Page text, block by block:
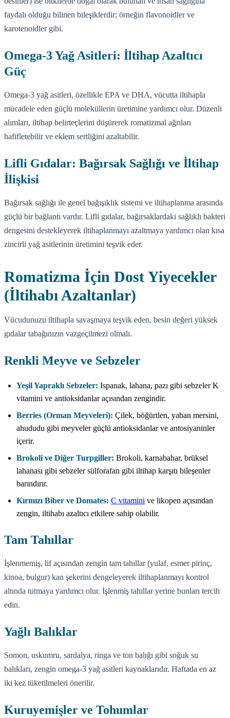
faydalı olduğu bilinen bileşiklerdir; örneğin flavonoidler ve
karotenoidler gibi.
Omega-3 Yağ Asitleri: İltihap Azaltıcı
Güç
Omega-3 yağ asitleri, özellikle EPA ve DHA, vücutta iltihapla
mücadele eden güçlü moleküllerin üretimine yardımcı olur. Düzenli
alımları, iltihap belirteçlerini düşürerek romatizmal ağrıları
hafifletebilir ve eklem sertliğini azaltabilir.
Lifli Gıdalar: Bağırsak Sağlığı ve İltihap
İlişkisi
Bağırsak sağlığı ile genel bağışıklık sistemi ve iltihaplanma arasında
güçlü bir bağlantı vardır. Lifli gıdalar, bağırsaklardaki sağlıklı bakteri
dengesini destekleyerek iltihaplanmayı azaltmaya yardımcı olan kısa
zincirli yağ asitlerinin üretimini teşvik eder.
Romatizma İçin Dost Yiyecekler
(İltihabı Azaltanlar)
Vücudunuzu iltihapla savaşmaya teşvik eden, besin değeri yüksek
gıdalar tabağınızın vazgeçilmezi olmalı.
Renkli Meyve ve Sebzeler
Yeşil Yapraklı Sebzeler: Ispanak, lahana, pazı gibi sebzeler K
vitamini ve antioksidanlar açısından zengindir.
Berries (Orman Meyveleri): Çilek, böğürtlen, yaban mersini,
ahududu gibi meyveler güçlü antioksidanlar ve antosiyaninler
içerir.
Brokoli ve Diğer Turpgiller: Brokoli, karnabahar, brüksel
lahanası gibi sebzeler sülforafan gibi iltihap karşıtı bileşenler
barındırır.
Kırmızı Biber ve Domates: C vitamini ve likopen açısından
zengin, iltihabı azaltıcı etkilere sahip olabilir.
Tam Tahıllar
İşlenmemiş, lif açısından zengin tam tahıllar (yulaf, esmer pirinç,
kinoa, bulgur) kan şekerini dengeleyerek iltihaplanmayı kontrol
altında tutmaya yardımcı olur. İşlenmiş tahıllar yerine bunları tercih
edin.
Yağlı Balıklar
Somon, uskumru, sardalya, ringa ve ton balığı gibi soğuk su
balıkları, zengin omega-3 yağ asitleri kaynaklarıdır. Haftada en az
iki kez tüketilmeleri önerilir.
Kuruyemişler ve Tohumlar